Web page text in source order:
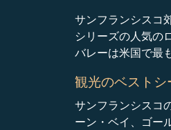
サンフランシスコ
シリーズの人気の
バレーは米国で最
観光のベストシ
サンフランシスコ
ーン・ベイ、ゴー